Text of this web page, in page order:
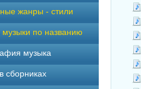
жанры - стили
по названию
музыка
сборниках